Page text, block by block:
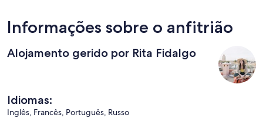
Informações sobre o anfitrião
Alojamento gerido por Rita Fidalgo
Idiomas:
Inglês, Francês, Português, Russo